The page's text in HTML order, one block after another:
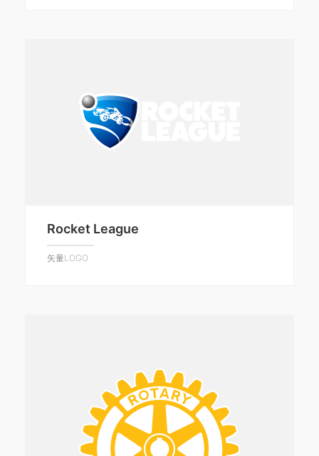
Rocket League
矢量LOGO